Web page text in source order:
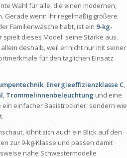
Wahl für alle, die einen modernen,
Gerade wenn Ihr regelmäßig größere
Familienwäsche habt, ist ein 9-kg-
spielt dieses Modell seine Stärke aus.
deshalb, weil er nicht nur mit seiner
für den täglichen Einsatz
, Energieeffizienzklasse C,
, Trommelinnenbeleuchtung und eine
einfacher Basistrockner, sondern wie
lohnt sich auch ein Blick auf den
zur 9-kg-Klasse und passen damit
nahe Schwestermodelle